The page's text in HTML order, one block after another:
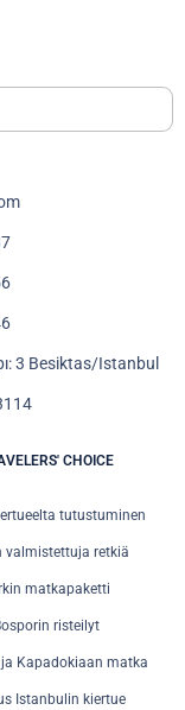
3 Besiktas/Istanbul
CHOICE
tutustuminen
valmistettuja retkiä
matkapaketti
risteilyt
ja Kapadokiaan matka
Istanbulin kiertue